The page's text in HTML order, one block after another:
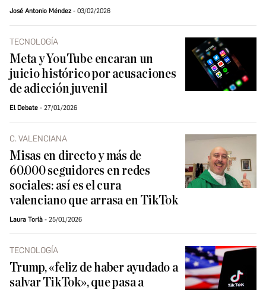
José Antonio Méndez 03/02/2026
TECNOLOGÍA
Meta y YouTube encaran un
juicio histórico por acusaciones
de adicción juvenil
El Debate 27/01/2026
C. VALENCIANA
Misas en directo y más de
60.000 seguidores en redes
sociales: así es el cura
valenciano que arrasa en TikTok
Laura Torlà 25/01/2026
TECNOLOGÍA
Trump, «feliz de haber ayudado a
salvar TikTok», que pasa a